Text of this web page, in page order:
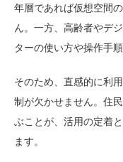
年層であれば仮想空間
ん。一方、高齢者やデ
ターの使い方や操作手
そのため、直感的に利
制が欠かせません。住
ぶことが、活用の定着
ます。